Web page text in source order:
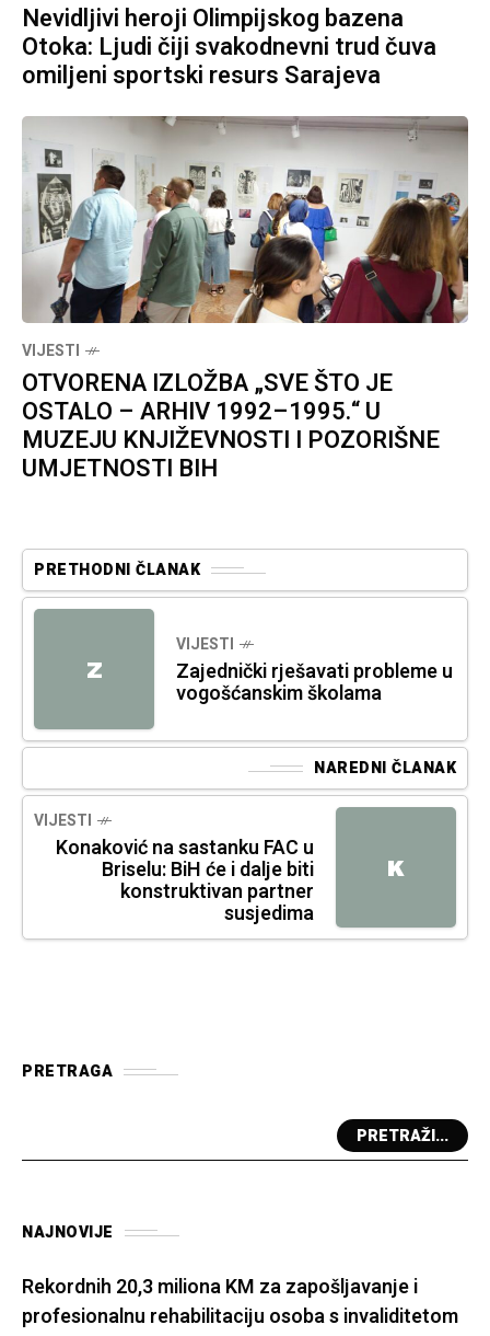
Nevidljivi heroji Olimpijskog bazena
Otoka: Ljudi čiji svakodnevni trud čuva
omiljeni sportski resurs Sarajeva
VIJESTI
OTVORENA IZLOŽBA „SVE ŠTO JE
OSTALO – ARHIV 1992–1995.“ U
MUZEJU KNJIŽEVNOSTI I POZORIŠNE
UMJETNOSTI BIH
PRETHODNI ČLANAK
Z
VIJESTI
Zajednički rješavati probleme u
vogošćanskim školama
NAREDNI ČLANAK
K
VIJESTI
Konaković na sastanku FAC u
Briselu: BiH će i dalje biti
konstruktivan partner
susjedima
PRETRAGA
PRETRAŽI...
NAJNOVIJE
Rekordnih 20,3 miliona KM za zapošljavanje i
profesionalnu rehabilitaciju osoba s invaliditetom